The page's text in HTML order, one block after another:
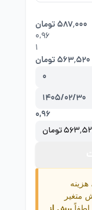
۵۸۷٬۰۰۰ تومان
۰,۹۶
1
۵۶۳٬۵۲۰ تومان
0
1405/02/30
۰,۹۶
تومان
متغیر